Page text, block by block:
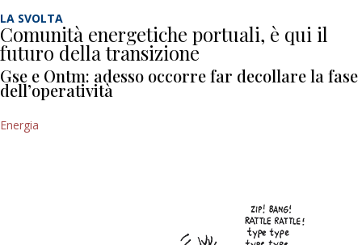
LA SVOLTA
Comunità energetiche portuali, è qui il
futuro della transizione
Gse e Ontm: adesso occorre far decollare la fase
dell’operatività
Energia